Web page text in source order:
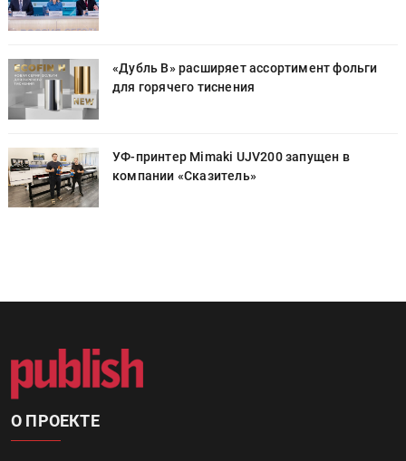
«Дубль В» расширяет ассортимент фольги
для горячего тиснения
УФ-принтер Mimaki UJV200 запущен в
компании «Сказитель»
О ПРОЕКТЕ